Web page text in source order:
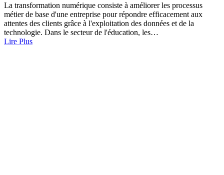
La transformation numérique consiste à améliorer les processus
métier de base d'une entreprise pour répondre efficacement aux
attentes des clients grâce à l'exploitation des données et de la
technologie. Dans le secteur de l'éducation, les…
Lire Plus